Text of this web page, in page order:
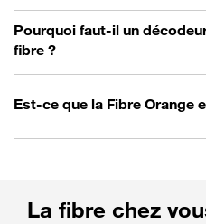
Pourquoi faut-il un
fibre ?
Est-ce que la Fibre Orange
La fibre chez